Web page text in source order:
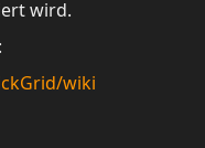
wird.
wiki